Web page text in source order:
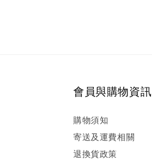
會員與購物資訊
購物須知
寄送及運費相關
退換貨政策